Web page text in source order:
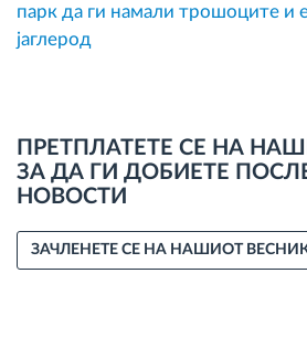
парк да ги намали трошоците и
јаглерод
ПРЕТПЛАТЕТЕ СЕ НА
ЗА ДА ГИ ДОБИЕТЕ
НОВОСТИ
ЗАЧЛЕНЕТЕ СЕ НА НАШИОТ